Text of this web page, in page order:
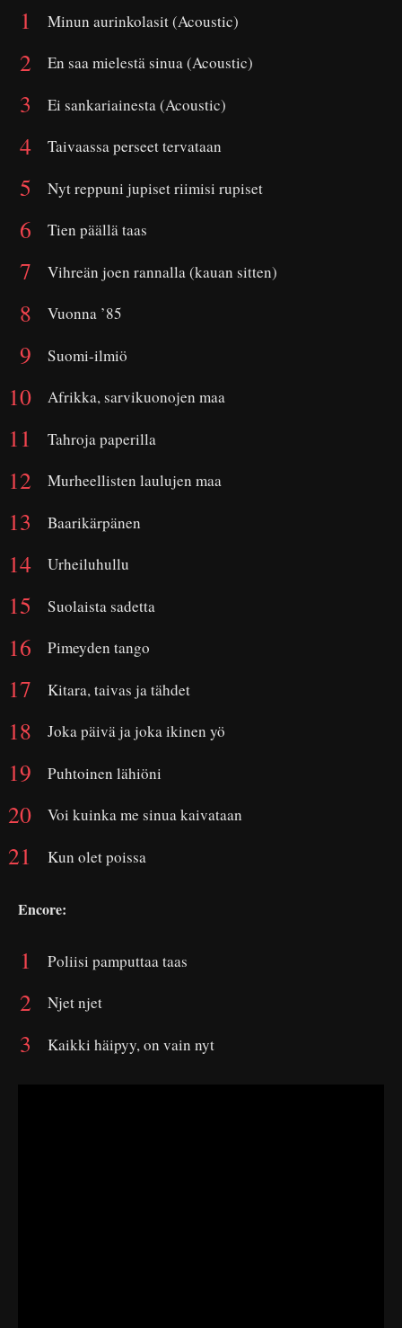
Minun aurinkolasit (Acoustic)
En saa mielestä sinua (Acoustic)
Ei sankariainesta (Acoustic)
Taivaassa perseet tervataan
Nyt reppuni jupiset riimisi rupiset
Tien päällä taas
Vihreän joen rannalla (kauan sitten)
Vuonna ’85
Suomi-ilmiö
Afrikka, sarvikuonojen maa
Tahroja paperilla
Murheellisten laulujen maa
Baarikärpänen
Urheiluhullu
Suolaista sadetta
Pimeyden tango
Kitara, taivas ja tähdet
Joka päivä ja joka ikinen yö
Puhtoinen lähiöni
Voi kuinka me sinua kaivataan
Kun olet poissa
Encore:
Poliisi pamputtaa taas
Njet njet
Kaikki häipyy, on vain nyt